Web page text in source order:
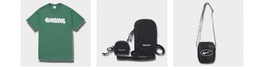
リーム ナイキエアフォ
ース１スニーカー シ
ューズ ホワイト
スロゴTシャツ ホワ
ク ブラック 黒